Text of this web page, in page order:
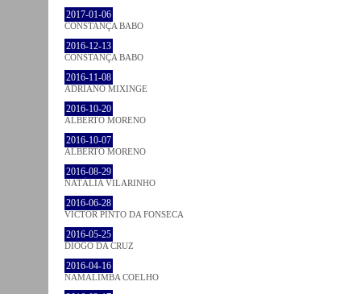
2017-01-06
CONSTANÇA BABO
2016-12-13
CONSTANÇA BABO
2016-11-08
ADRIANO MIXINGE
2016-10-20
ALBERTO MORENO
2016-10-07
ALBERTO MORENO
2016-08-29
NATÁLIA VILARINHO
2016-06-28
VICTOR PINTO DA FONSECA
2016-05-25
DIOGO DA CRUZ
2016-04-16
NAMALIMBA COELHO